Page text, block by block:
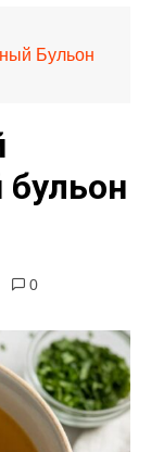
Бульон
0